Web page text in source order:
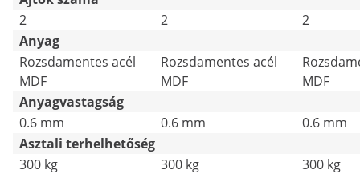
2
2
2
Anyag
Rozsdamentes acél
MDF
Rozsdamentes acél
MDF
MDF
Anyagvastagság
0.6 mm
0.6 mm
0.6 mm
Asztali terhelhetőség
300 kg
300 kg
300 kg